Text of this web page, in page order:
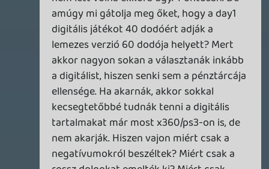
lépések és a rossz kommunikáció. Előbbiek
elég egyértelműek, a használt játék
kereskedelem korlátozása egy máig erős
"kultúrát" tiport volna a sárba, és nem
hiszem el, hogy mindenképp szükség lett
volna 24 órás bejelentkezésre. A kötelező
Kinect-tel annyi bajom van, hogy
láthatóan jelentős összeget dob a gép
árára és azt is csak kevesen nyilatkozták,
hogy miért is lesz olyan jó a kötelező
Kinect 2.0. Ha jól emlékszem, a
Eurogamer-en olvastam egy beszámolót
egy MS előadásról az E3 alatt, ahol
mérnökök prezentálták a cloud